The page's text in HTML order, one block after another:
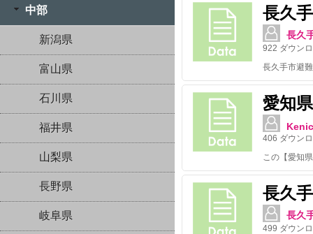
中部
新潟県
富山県
石川県
福井県
山梨県
長野県
岐阜県
長久
長久
922 ダウン
長久手市避
愛知
406 ダウン
長久
長久
499 ダウン